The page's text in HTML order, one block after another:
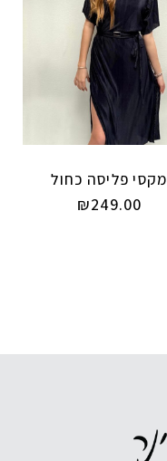
מקסי פליסה כחול
₪249.00